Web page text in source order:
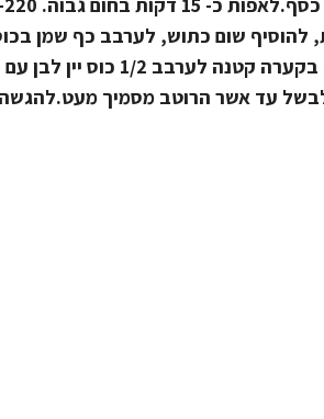
שום כתוש, לערבב כף שמן בכוס
צלפים. לבשל על אש קטנה.
לבשל עד אשר הרוטב מסמיך